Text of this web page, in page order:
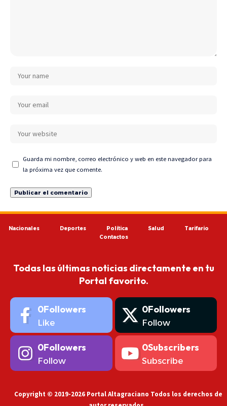
Guarda mi nombre, correo electrónico y web en este navegador para
la próxima vez que comente.
Nacionales Deportes Política Salud
Tarifario
Contactos
Todas las últimas noticias directamente en tu
Portal favorito.
0Followers
Like
0Followers
Follow
0Followers
Follow
0Subscribers
Subscribe
Copyright © 2019-2026 Portal Altagraciano Todos los derechos de